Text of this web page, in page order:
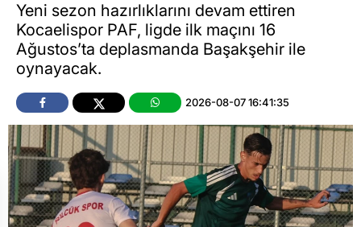
Yeni sezon hazırlıklarını devam ettiren
Kocaelispor PAF, ligde ilk maçını 16
Ağustos’ta deplasmanda Başakşehir ile
oynayacak.
2026-08-07 16:41:35